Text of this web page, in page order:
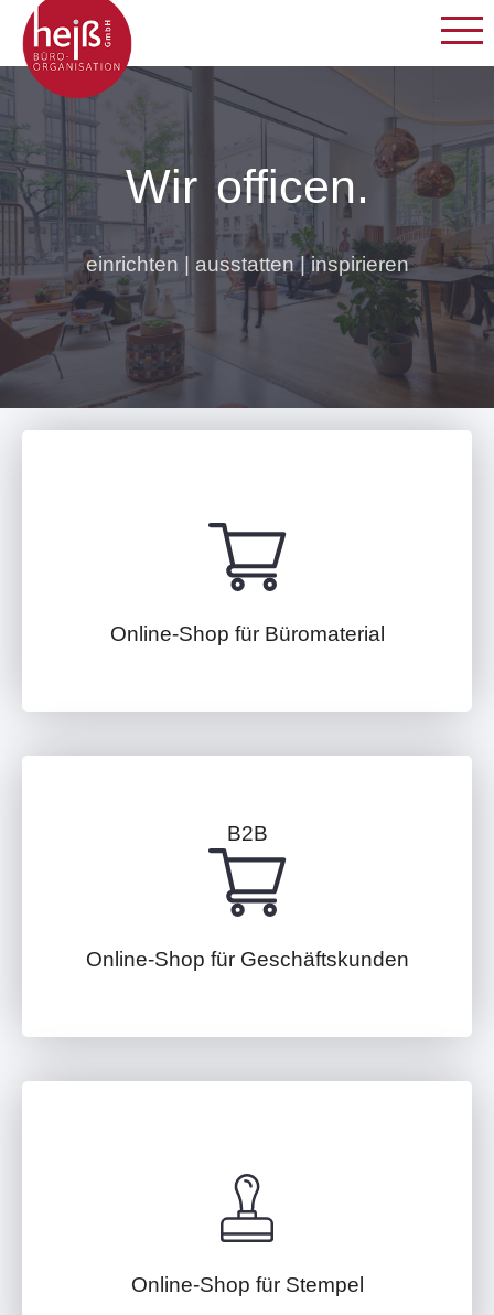
Wir officen.
einrichten | ausstatten | inspirieren
Online-Shop für Büromaterial
B2B
Online-Shop für Geschäftskunden
Online-Shop für Stempel